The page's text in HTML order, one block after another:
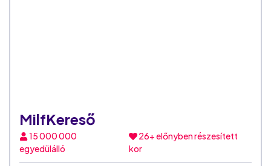
MilfKereső
15 000 000
egyedülálló
26+ előnyben részesített
kor